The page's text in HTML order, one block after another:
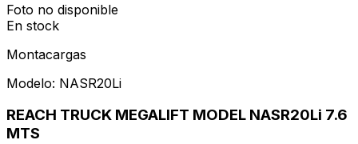
Foto no disponible
En stock
Montacargas
Modelo: NASR20Li
REACH TRUCK MEGALIFT MODEL NASR20Li 7.6
MTS